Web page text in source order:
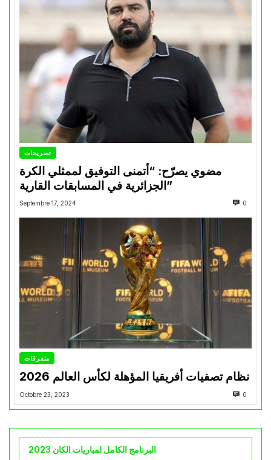
تصريحات
مضوي يصرّح: “أتمنى التوفيق لممثلي الكرة
الجزائرية في المسابقات القارية”
Septembre 17, 2024 0
متفرقات
نظام تصفيات أفريقيا المؤهلة لكأس العالم 2026
Octobre 23, 2023 0
البرنامج الكامل لمباريات الكان 2023